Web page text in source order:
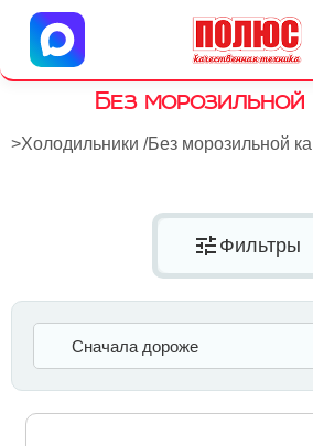
Центр бытовой
г. Ульяновск, ул.
Без морозильной
>Холодильники /Без морозильной
tune Фильтры